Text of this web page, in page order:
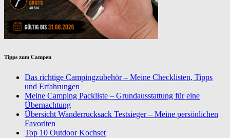
Tipps zum Campen
Das richtige Campingzubehör – Meine Checklisten, Tipps
und Erfahrungen
Meine Camping Packliste – Grundausstattung für eine
Übernachtung
Übersicht Wanderrucksack Testsieger – Meine persönlichen
Favoriten
Top 10 Outdoor Kochset